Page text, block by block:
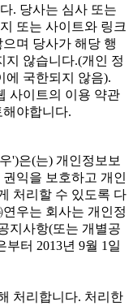
. 당사는 심사 또는
또는 사이트와 링크
며 당사가 해당 행
지 않습니다.(개인 정
에 국한되지 않음).
사이트의 이용 약관
야합니다.
')은(는) 개인정보보
익을 보호하고 개인
처리할 수 있도록 다
우는 회사는 개인정
지사항(또는 개별공
터 2013년 9월 1일
처리합니다. 처리한